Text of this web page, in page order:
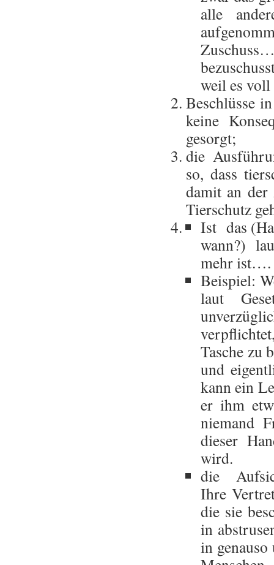
alle
weil es
Beschlüsse
keine
gesorgt;
die
so, dass
damit an der
Tierschutz
Ist das
wann?)
mehr ist….
Beispiel:
laut
Tasche zu
und
kann ein
er ihm
niemand
dieser
wird.
die
Ihre
die sie
in
in